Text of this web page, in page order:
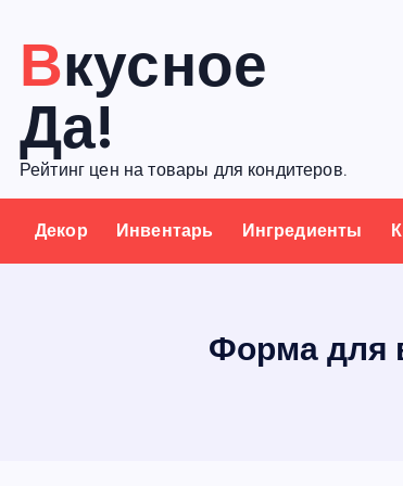
с
Вкусное
Да!
Рейтинг цен на товары для кондитеров.
Декор Инвентарь Ингредиенты
Форма для